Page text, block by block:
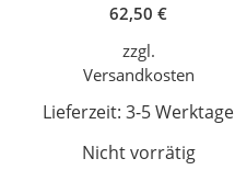
62,50€
zzgl.
Versandkosten
Lieferzeit:3-5 Werktage
Nicht vorrätig